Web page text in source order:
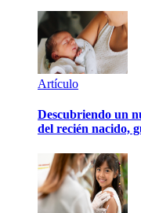
Artículo
Descubriendo un
del recién nacido,